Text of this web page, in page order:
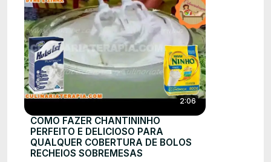
2:06
COMO FAZER CHANTININHO
PERFEITO E DELICIOSO PARA
QUALQUER COBERTURA DE BOLOS
RECHEIOS SOBREMESAS